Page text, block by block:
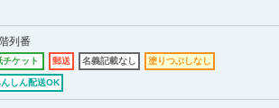
列番
チケット 郵送 名義記載なし 塗りつぶしなし
しん配送OK